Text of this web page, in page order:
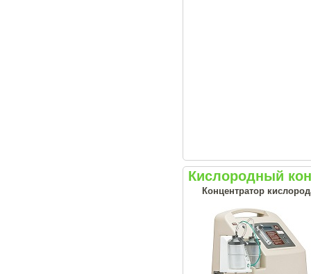
Кислородный
Концентратор